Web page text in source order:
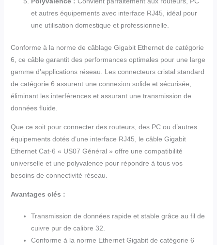
et autres équipements avec interface RJ45, idéal pour
une utilisation domestique et professionnelle.
Conforme à la norme de câblage Gigabit Ethernet de catégorie
6, ce câble garantit des performances optimales pour une large
gamme d’applications réseau. Les connecteurs cristal standard
de catégorie 6 assurent une connexion solide et sécurisée,
éliminant les interférences et assurant une transmission de
données fluide.
Que ce soit pour connecter des routeurs, des PC ou d’autres
équipements dotés d’une interface RJ45, le câble Gigabit
Ethernet Cat-6 « US07 Général » offre une compatibilité
universelle et une polyvalence pour répondre à tous vos
besoins de connectivité réseau.
Avantages clés :
Transmission de données rapide et stable grâce au fil de
cuivre pur de calibre 32.
Conforme à la norme Ethernet Gigabit de catégorie 6